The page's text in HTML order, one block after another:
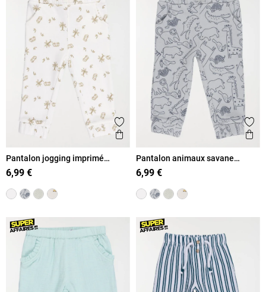
Ajouter aux favoris
Aperçu rapide
Pantalon jogging imprimé
garçon (3-36M)
6,99 €
Pantalon animaux savane
garçon (3-36M)
6,99 €